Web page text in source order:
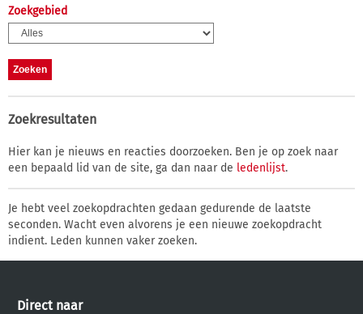
Zoekgebied
Zoekresultaten
Hier kan je nieuws en reacties doorzoeken. Ben je op zoek naar
een bepaald lid van de site, ga dan naar de ledenlijst.
Je hebt veel zoekopdrachten gedaan gedurende de laatste
seconden. Wacht even alvorens je een nieuwe zoekopdracht
indient. Leden kunnen vaker zoeken.
Direct naar